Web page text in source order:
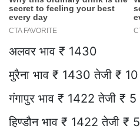
अलवर भाव ₹ 1430
मुरैना भाव ₹ 1430 तेजी ₹ 10
गंगापुर भाव ₹ 1422 तेजी ₹ 5
हिण्डौन भाव ₹ 1422 तेजी ₹ 5